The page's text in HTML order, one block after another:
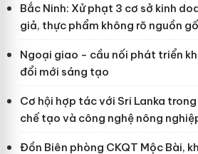
Bắc Ninh: Xử phạt 3 cơ sở kinh
giả, thực phẩm không rõ nguồn
Ngoại giao - cầu nối phát triển
đổi mới sáng tạo
Cơ hội hợp tác với Sri Lanka
chế tạo và công nghệ nông
Đồn Biên phòng CKQT Mộc Bài,